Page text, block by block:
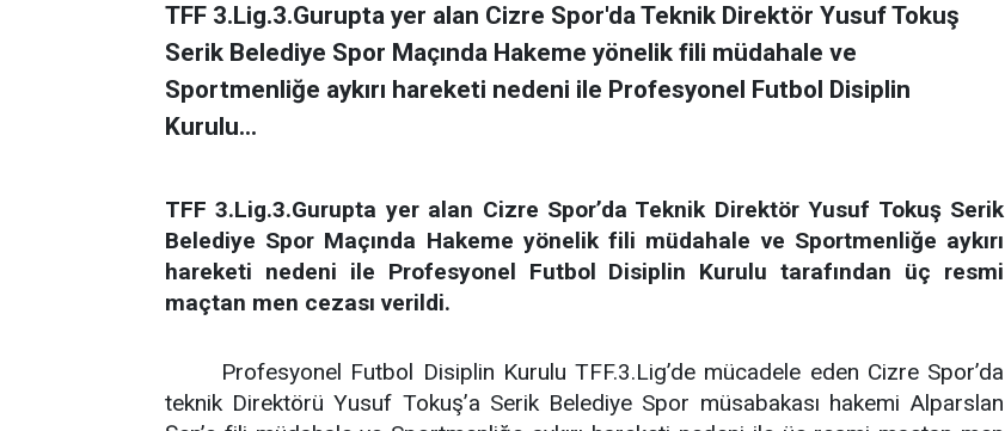
TFF 3.Lig.3.Gurupta yer alan Cizre Spor'da Teknik Direktör Yusuf Tokuş
Serik Belediye Spor Maçında Hakeme yönelik fili müdahale ve
Sportmenliğe aykırı hareketi nedeni ile Profesyonel Futbol Disiplin
Kurulu...
TFF 3.Lig.3.Gurupta yer alan Cizre Spor’da Teknik Direktör Yusuf Tokuş Serik
Belediye Spor Maçında Hakeme yönelik fili müdahale ve Sportmenliğe aykırı
hareketi nedeni ile Profesyonel Futbol Disiplin Kurulu tarafından üç resmi
maçtan men cezası verildi.
Profesyonel Futbol Disiplin Kurulu TFF.3.Lig’de mücadele eden Cizre Spor’da
teknik Direktörü Yusuf Tokuş’a Serik Belediye Spor müsabakası hakemi Alparslan